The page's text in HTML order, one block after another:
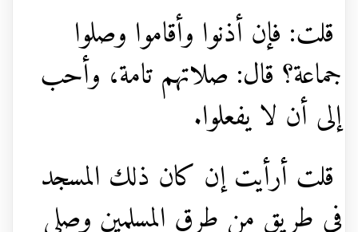
قلت: فإن أذنوا وأقاموا وصلوا
جماعة؟ قال: صلاتهم تامة، وأحب
إلى أن لا يفعلوا.
قلت أرأيت إن كان ذلك المسجد
في طريق من طرق المسلمين وصلى